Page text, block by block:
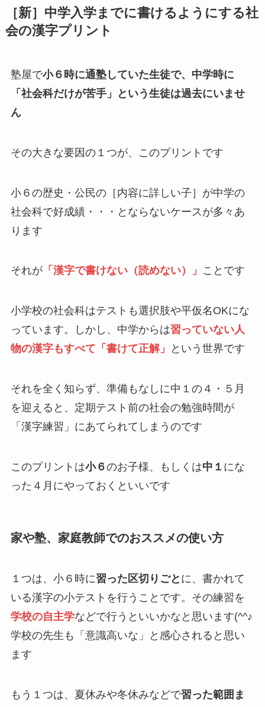
［新］中学入学までに書けるようにする社
会の漢字プリント
塾屋で小６時に通塾していた生徒で、中学時に
「社会科だけが苦手」という生徒は過去にいませ
ん
その大きな要因の１つが、このプリントです
小６の歴史・公民の［内容に詳しい子］が中学の
社会科で好成績・・・とならないケースが多々あ
ります
それが「漢字で書けない（読めない）」 ことです
小学校の社会科はテストも選択肢や平仮名OKにな
っています。しかし、中学からは習っていない人
物の漢字もすべて「書けて正解」
という世界です
それを全く知らず、準備もなしに中１の４・５月
を迎えると、定期テスト前の社会の勉強時間が
「漢字練習」にあてられてしまうのです
このプリントは小６のお子様、もしくは中１ にな
った４月にやっておくといいです
家や塾、家庭教師でのおススメの使い方
１つは、小６時に習った区切りごと に、書かれて
いる漢字の小テストを行うことです。その練習を
学校の自主学などで行うといいかなと思います(^^♪
学校の先生も「意識高いな」と感心されると思い
ます
もう１つは、夏休みや冬休みなどで習った範囲ま